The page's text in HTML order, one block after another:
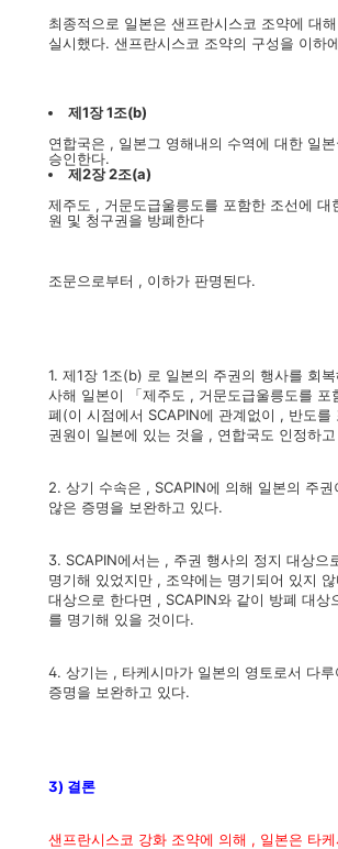
최종적으로 일본은 샌프란시스코 조약에 대
실시했다. 샌프란시스코 조약의 구성을 이하
제1장 1조(b)
연합국은 , 일본그 영해내의 수역에 대한 일
승인한다.
제2장 2조(a)
제주도 , 거문도급울릉도를 포함한 조선에 대
원 및 청구권을 방폐한다
조문으로부터 , 이하가 판명된다.
1. 제1장 1조(b) 로 일본의 주권의 행사를 회
사해 일본이 「제주도 , 거문도급울릉도를 포
폐(이 시점에서 SCAPIN에 관계없이 , 반도를
권원이 일본에 있는 것을 , 연합국도 인정하
2. 상기 수속은 , SCAPIN에 의해 일본의 주권
않은 증명을 보완하고 있다.
3. SCAPIN에서는 , 주권 행사의 정지 대상으
명기해 있었지만 , 조약에는 명기되어 있지
대상으로 한다면 , SCAPIN와 같이 방폐 대상
를 명기해 있을 것이다.
4. 상기는 , 타케시마가 일본의 영토로서 다루
증명을 보완하고 있다.
3) 결론
샌프란시스코 강화 조약에 의해 , 일본은 타